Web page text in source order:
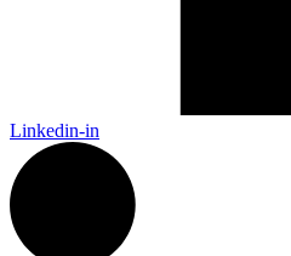
Linkedin-in